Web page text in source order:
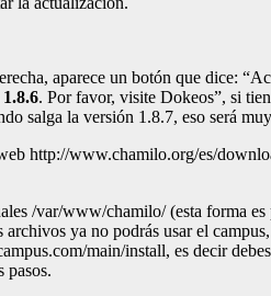
aparece un botón que dice:
. Por favor, visite Dokeos”, si
salga la versión 1.8.7, eso será
http://www.chamilo.org/es/
/var/www/chamilo/ (esta forma
ya no podrás usar el
main/install, es decir
pasos.